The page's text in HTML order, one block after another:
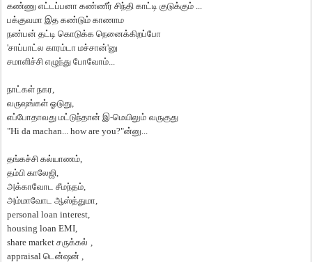
கண்ணு எட்டப்பனா கண்ணீர் சிந்தி காட்டி குடுக்கும் ...
பக்குவமா இத கண்டும் காணாம
நண்பன் தட்டி கொடுக்க நெனைக்கிறப்போ
'சாப்பாட்ல காரம்டா மச்சான்'னு
சமாளிச்சி எழுந்து போவோம்...
நாட்கள் நகர,
வருஷங்கள் ஓடுது,
எப்போதாவது மட்டுந்தான் இ-மெயிலும் வருகுது
"Hi da machan... how are you?"ன்னு...
தங்கச்சி கல்யாணம்,
தம்பி காலேஜி,
அக்காவோட சீமந்தம்,
அம்மாவோட ஆஸ்த்துமா,
personal loan interest,
housing loan EMI,
share market சருக்கல் ,
appraisal டென்ஷன் ,